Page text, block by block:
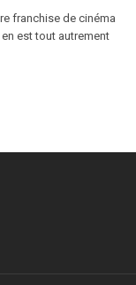
franchise de cinéma
est tout autrement